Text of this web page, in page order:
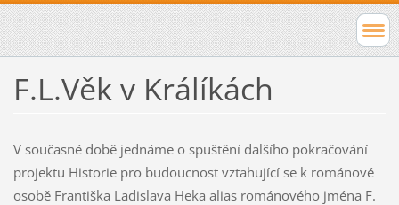
F.L.Věk v Králíkách
V současné době jednáme o spuštění dalšího pokračování
projektu Historie pro budoucnost vztahující se k románové
osobě Františka Ladislava Heka alias románového jména F.